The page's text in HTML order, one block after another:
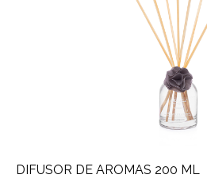
DIFUSOR DE AROMAS 200 ML